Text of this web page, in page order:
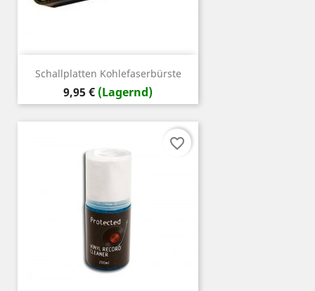
Schallplatten Kohlefaserbürste
Preis
9,95 € (Lagernd)
favorite_border